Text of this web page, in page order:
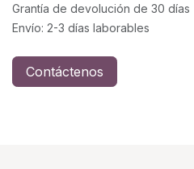
Grantía de devolución de 30 días
Envío: 2-3 días laborables
Contáctenos